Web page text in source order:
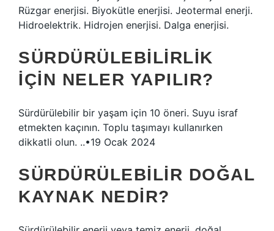
Rüzgar enerjisi. Biyokütle enerjisi. Jeotermal enerji.
Hidroelektrik. Hidrojen enerjisi. Dalga enerjisi.
SÜRDÜRÜLEBILIRLIK
IÇIN NELER YAPILIR?
Sürdürülebilir bir yaşam için 10 öneri. Suyu israf
etmekten kaçının. Toplu taşımayı kullanırken
dikkatli olun. ..•19 Ocak 2024
SÜRDÜRÜLEBILIR DOĞAL
KAYNAK NEDIR?